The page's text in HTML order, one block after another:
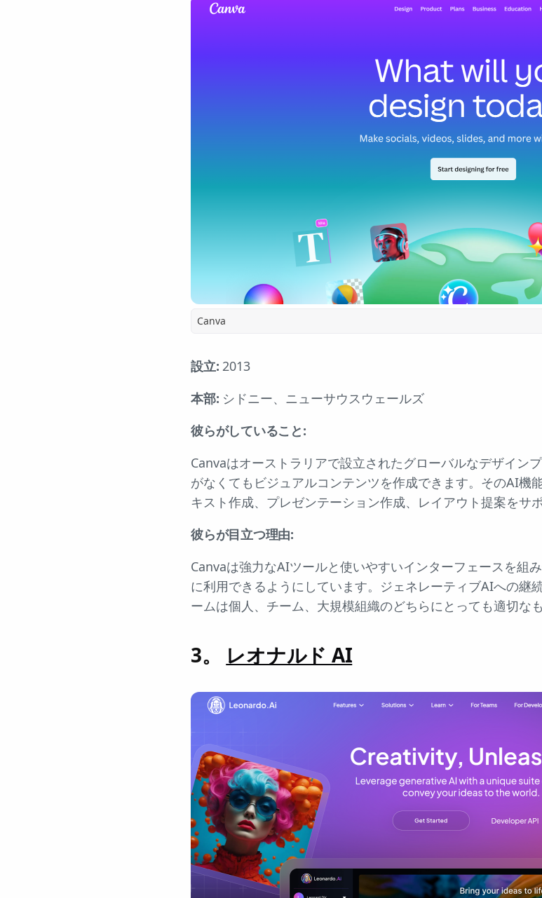
Canva
設立: 2013
本部: シドニー、ニューサウスウェールズ
彼らがしていること:
Canvaはオーストラリアで設立されたグローバルなデザイン
がなくてもビジュアルコンテンツを作成できます。そのAI機
キスト作成、プレゼンテーション作成、レイアウト提案をサポ
彼らが目立つ理由:
Canvaは強力なAIツールと使いやすいインターフェースを組
に利用できるようにしています。ジェネレーティブAIへの継
ームは個人、チーム、大規模組織のどちらにとっても適切な
3。 レオナルド AI